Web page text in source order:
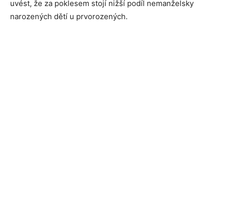
uvést, že za poklesem stojí nižší podíl nemanželsky
narozených dětí u prvorozených.